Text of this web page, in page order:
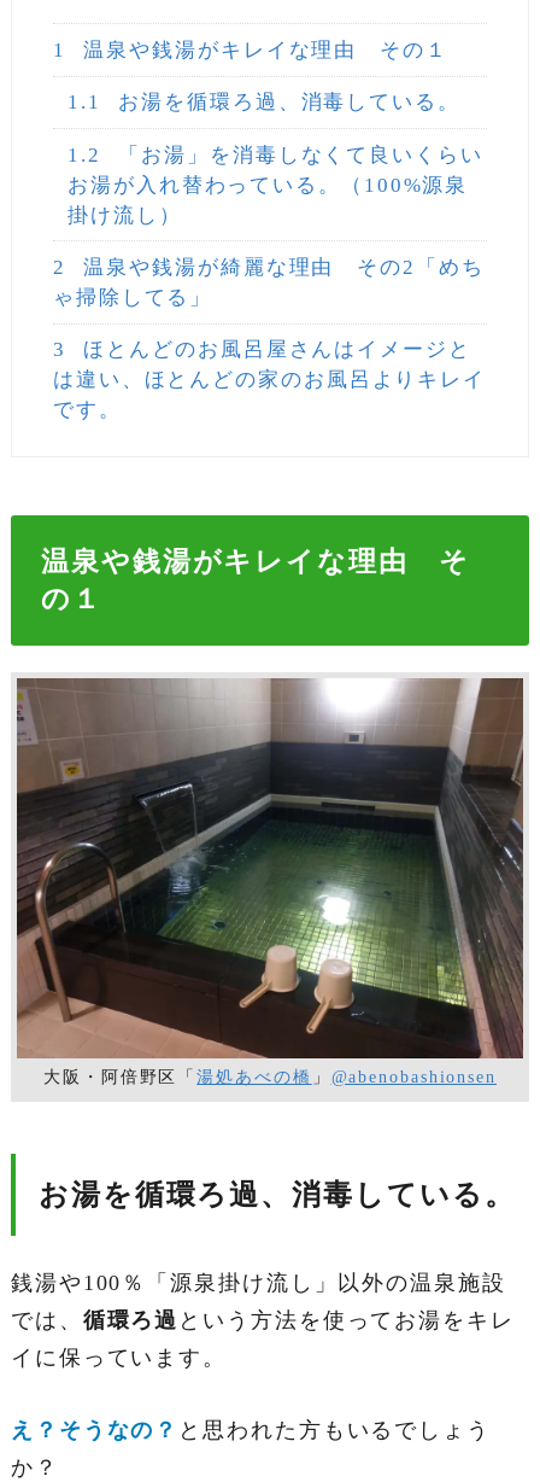
1 温泉や銭湯がキレイな理由 その１
1.1 お湯を循環ろ過、消毒している。
1.2
「お湯」を消毒しなくて良いくらい
お湯が入れ替わっている。（100%源泉
掛け流し）
2
温泉や銭湯が綺麗な理由 その2「めち
ゃ掃除してる」
3
ほとんどのお風呂屋さんはイメージと
は違い、ほとんどの家のお風呂よりキレイ
です。
温泉や銭湯がキレイな理由 そ
の１
大阪・阿倍野区「湯処あべの橋 」 @abenobashionsen
お湯を循環ろ過、消毒している。
銭湯や100％「源泉掛け流し」以外の温泉施設
では、 循環ろ過 という方法を使ってお湯をキレ
イに保っています。
え？そうなの？ と思われた方もいるでしょう
か？